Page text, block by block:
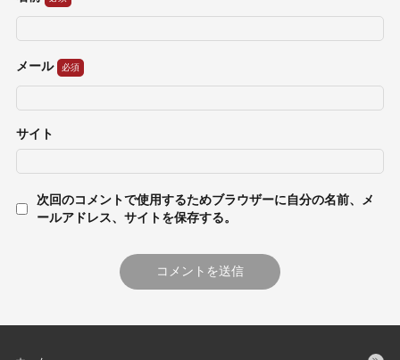
メール
サイト
次回のコメントで使用するためブラウザーに自分の名前、メ
ールアドレス、サイトを保存する。